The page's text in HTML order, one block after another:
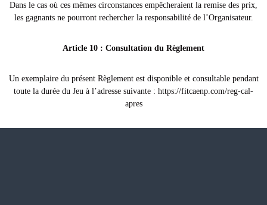
Dans le cas où ces mêmes circonstances empêcheraient la remise des prix,
les gagnants ne pourront rechercher la responsabilité de l’Organisateur.
Article 10 : Consultation du Règlement
Un exemplaire du présent Règlement est disponible et consultable pendant
toute la durée du Jeu à l’adresse suivante : https://fitcaenp.com/reg-cal-
apres